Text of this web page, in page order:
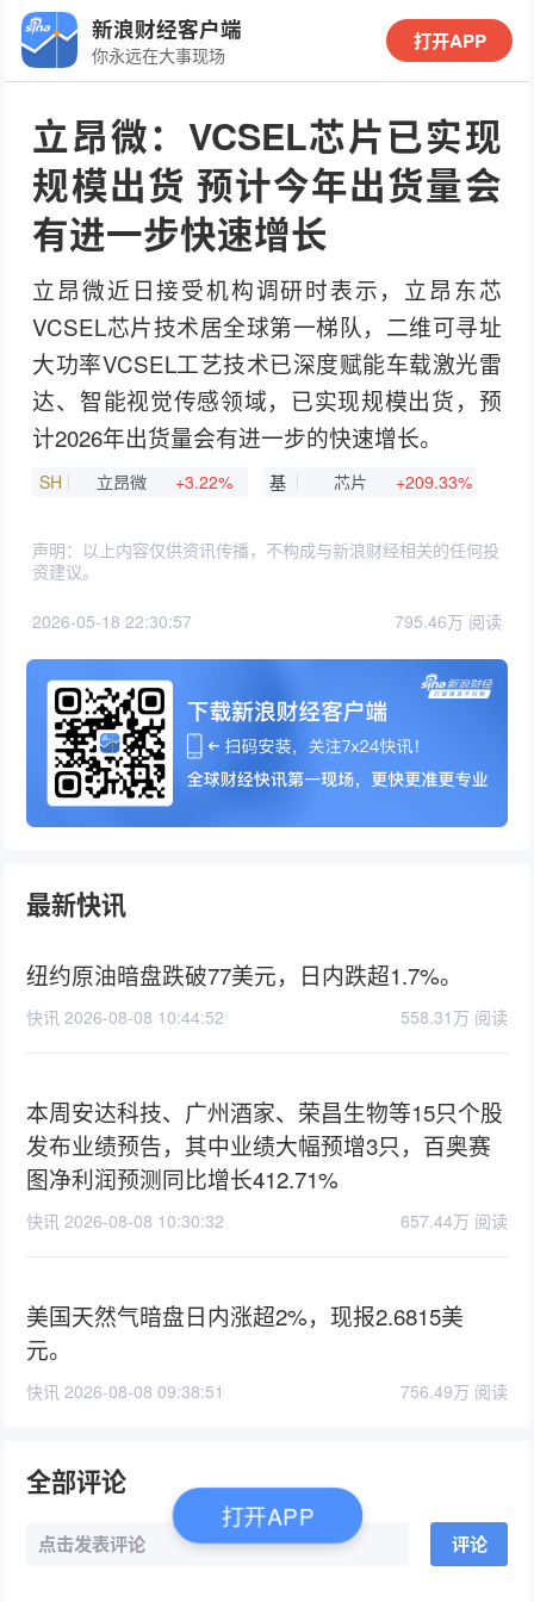
新浪财经客户端
你永远在大事现场
打开APP
立昂微：VCSEL芯片已实现
规模出货 预计今年出货量会
有进一步快速增长
立昂微近日接受机构调研时表示，立昂东芯
VCSEL芯片技术居全球第一梯队，二维可寻址
大功率VCSEL工艺技术已深度赋能车载激光雷
达、智能视觉传感领域，已实现规模出货，预
计2026年出货量会有进一步的快速增长。
SH 立昂微 +3.22% 基 芯片 +209.33%
声明：以上内容仅供资讯传播，不构成与新浪财经相关的任何投
资建议。
2026-05-18 22:30:57 795.46万 阅读
最新快讯
纽约原油暗盘跌破77美元，日内跌超1.7%。
快讯 2026-08-08 10:44:52 558.31万 阅读
本周安达科技、广州酒家、荣昌生物等15只个股
发布业绩预告，其中业绩大幅预增3只，百奥赛
图净利润预测同比增长412.71%
快讯 2026-08-08 10:30:32 657.44万 阅读
美国天然气暗盘日内涨超2%，现报2.6815美
元。
快讯 2026-08-08 09:38:51 756.49万 阅读
全部评论
点击发表评论 评论
打开APP